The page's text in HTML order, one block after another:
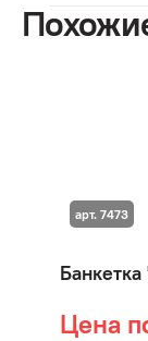
Цена
арт. 7473